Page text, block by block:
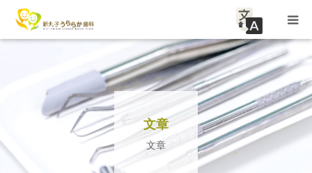
文章
文章
關於診所
診療内容